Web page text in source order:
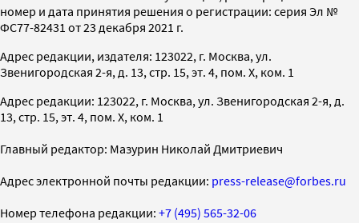
номер и дата принятия решения о регистрации: серия Эл №
ФС77-82431 от 23 декабря 2021 г.
Адрес редакции, издателя: 123022, г. Москва, ул.
Звенигородская 2-я, д. 13, стр. 15, эт. 4, пом. X, ком. 1
Адрес редакции: 123022, г. Москва, ул. Звенигородская 2-я, д.
13, стр. 15, эт. 4, пом. X, ком. 1
Главный редактор: Мазурин Николай Дмитриевич
Адрес электронной почты редакции: press-release@forbes.ru
Номер телефона редакции: +7 (495) 565-32-06